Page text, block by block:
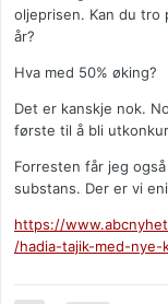
Det er som
billig det når det
i Oslo i 1970 for å
boligproduksjon i
få godkjent noen
og mindre egnede
vindmøllene/
Forøvrig, alle disse
fine ord, det er lett
oljeprisen. Kan du tro
år?
Hva med 50% øking?
Det er kanskje nok.
første til å bli
Forresten får jeg
substans. Der er vi
https://
/hadia-tajik-med-